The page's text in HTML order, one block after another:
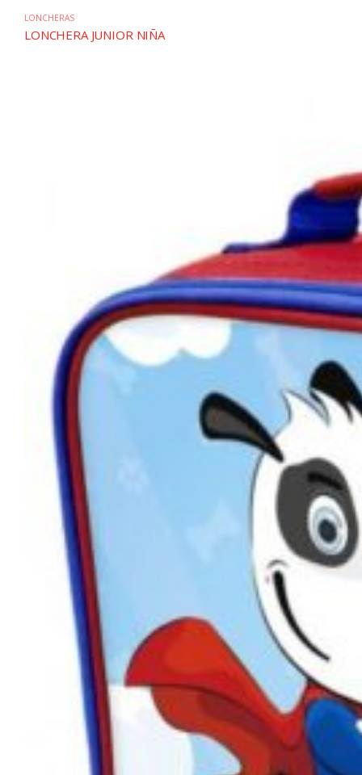
LONCHERAS
LONCHERA JUNIOR NIÑA